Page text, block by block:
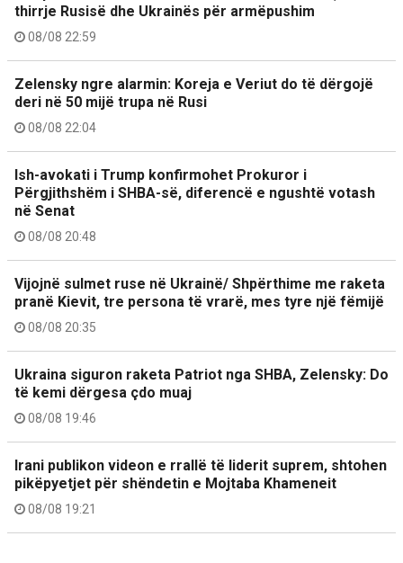
thirrje Rusisë dhe Ukrainës për armëpushim
08/08 22:59
Zelensky ngre alarmin: Koreja e Veriut do të dërgojë
deri në 50 mijë trupa në Rusi
08/08 22:04
Ish-avokati i Trump konfirmohet Prokuror i
Përgjithshëm i SHBA-së, diferencë e ngushtë votash
në Senat
08/08 20:48
Vijojnë sulmet ruse në Ukrainë/ Shpërthime me raketa
pranë Kievit, tre persona të vrarë, mes tyre një fëmijë
08/08 20:35
Ukraina siguron raketa Patriot nga SHBA, Zelensky: Do
të kemi dërgesa çdo muaj
08/08 19:46
Irani publikon videon e rrallë të liderit suprem, shtohen
pikëpyetjet për shëndetin e Mojtaba Khameneit
08/08 19:21